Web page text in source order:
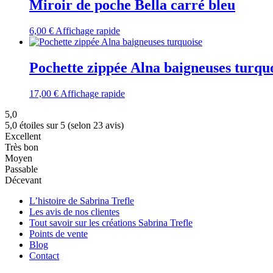
Miroir de poche Bella carré bleu
6,00 € Affichage rapide
Pochette zippée Alna baigneuses
17,00 € Affichage rapide
5,0
5,0 étoiles sur 5 (selon 23 avis)
Excellent
Très bon
Moyen
Passable
Décevant
L’histoire de Sabrina Trefle
Les avis de nos clientes
Tout savoir sur les créations Sabrina Trefle
Points de vente
Blog
Contact